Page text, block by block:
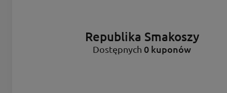
Republika Smakoszy
Dostępnych 0 kuponów